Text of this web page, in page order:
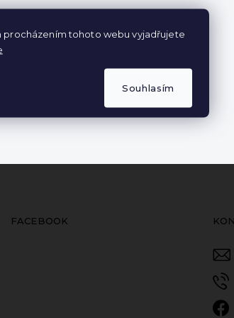
procházením tohoto webu vyjadřujete
Souhlasím
FACEBOOK